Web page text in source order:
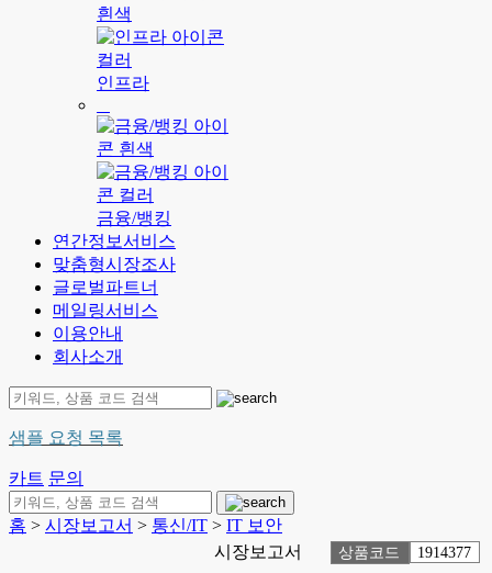
인프라
금융/뱅킹
연간정보서비스
맞춤형시장조사
글로벌파트너
메일링서비스
이용안내
회사소개
샘플 요청 목록
카트 문의
홈 > 시장보고서 > 통신/IT > IT 보안
시장보고서
상품코드 1914377